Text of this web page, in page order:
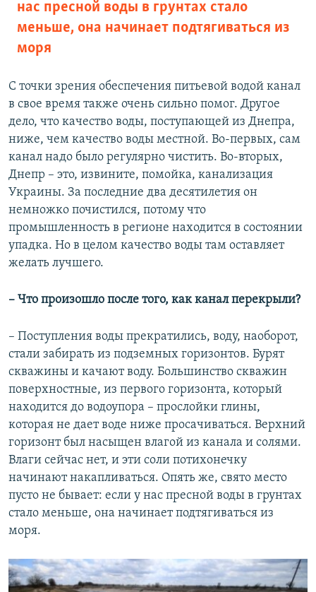
нас пресной воды в грунтах стало
меньше, она начинает подтягиваться из
моря
С точки зрения обеспечения питьевой водой канал
в свое время также очень сильно помог. Другое
дело, что качество воды, поступающей из Днепра,
ниже, чем качество воды местной. Во-первых, сам
канал надо было регулярно чистить. Во-вторых,
Днепр – это, извините, помойка, канализация
Украины. За последние два десятилетия он
немножко почистился, потому что
промышленность в регионе находится в состоянии
упадка. Но в целом качество воды там оставляет
желать лучшего.
– Что произошло после того, как канал перекрыли?
– Поступления воды прекратились, воду, наоборот,
стали забирать из подземных горизонтов. Бурят
скважины и качают воду. Большинство скважин
поверхностные, из первого горизонта, который
находится до водоупора – прослойки глины,
которая не дает воде ниже просачиваться. Верхний
горизонт был насыщен влагой из канала и солями.
Влаги сейчас нет, и эти соли потихонечку
начинают накапливаться. Опять же, свято место
пусто не бывает: если у нас пресной воды в грунтах
стало меньше, она начинает подтягиваться из
моря.